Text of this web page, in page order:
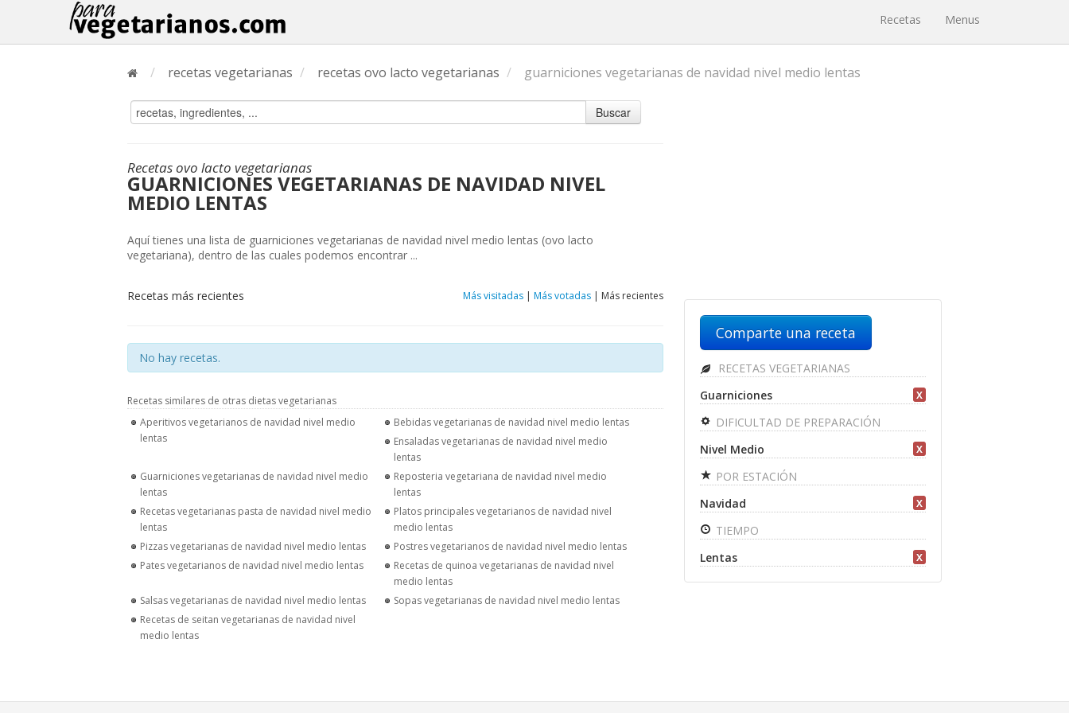
Recetas Menus
/ recetas vegetarianas / recetas ovo lacto vegetarianas / guarniciones vegetarianas de navidad nivel medio lentas
Buscar
Recetas ovo lacto vegetarianas
GUARNICIONES VEGETARIANAS DE NAVIDAD NIVEL
MEDIO LENTAS
Aquí tienes una lista de guarniciones vegetarianas de navidad nivel medio lentas (ovo lacto
vegetariana), dentro de las cuales podemos encontrar ...
Recetas más recientes Más visitadas| Más votadas| Más recientes
No hay recetas.
Recetas similares de otras dietas vegetarianas
Aperitivos vegetarianos de navidad nivel medio
lentas
Bebidas vegetarianas de navidad nivel medio lentas
Ensaladas vegetarianas de navidad nivel medio
lentas
Guarniciones vegetarianas de navidad nivel medio
lentas
Reposteria vegetariana de navidad nivel medio
lentas
Recetas vegetarianas pasta de navidad nivel medio
lentas
Platos principales vegetarianos de navidad nivel
medio lentas
Pizzas vegetarianas de navidad nivel medio lentas
Postres vegetarianos de navidad nivel medio lentas
Pates vegetarianos de navidad nivel medio lentas
Recetas de quinoa vegetarianas de navidad nivel
medio lentas
Salsas vegetarianas de navidad nivel medio lentas
Sopas vegetarianas de navidad nivel medio lentas
Recetas de seitan vegetarianas de navidad nivel
medio lentas
Comparte una receta
RECETAS VEGETARIANAS
Guarniciones
X
DIFICULTAD DE PREPARACIÓN
Nivel Medio
X
POR ESTACIÓN
Navidad
X
TIEMPO
Lentas
X